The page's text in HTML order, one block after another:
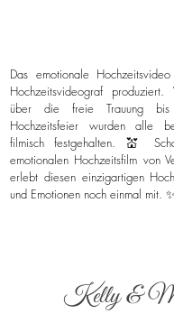
Das emotionale
Hochzeitsvideograf
über die freie Trauung
Hochzeitsfeier wurden alle
filmisch festgehalten. 💒
emotionalen Hochzeitsfilm von
erlebt diesen einzigartigen
und Emotionen noch einmal mit. ✨
Kelly &